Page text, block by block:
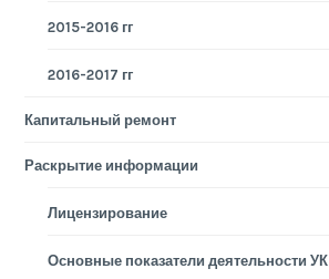
2015-2016 гг
2016-2017 гг
Капитальный ремонт
Раскрытие информации
Лицензирование
Основные показатели деятельности УК